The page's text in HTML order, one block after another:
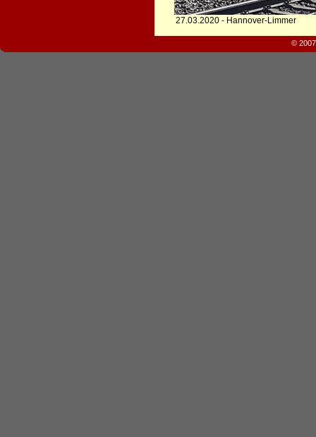
27.03.2020 - Hannover-Limmer
©